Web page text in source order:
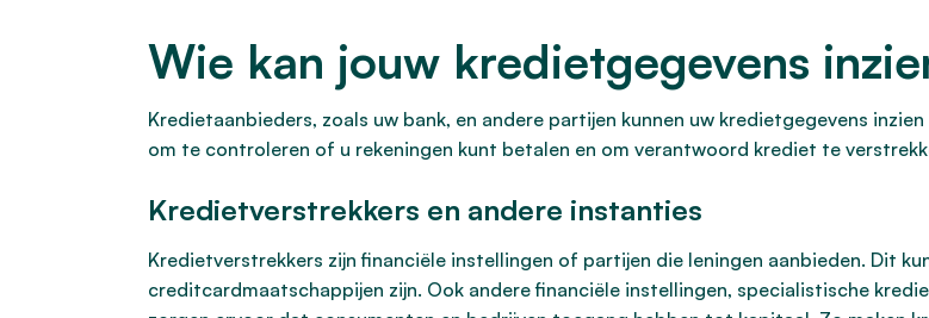
Wie kan jouw kredietgegevens
Kredietaanbieders, zoals uw bank, en andere partijen kunnen uw kredietgegevens
om te controleren of u rekeningen kunt betalen en om verantwoord krediet te
Kredietverstrekkers en andere instanties
Kredietverstrekkers zijn financiële instellingen of partijen die leningen aanbieden. Dit
creditcardmaatschappijen zijn. Ook andere financiële instellingen, specialistische